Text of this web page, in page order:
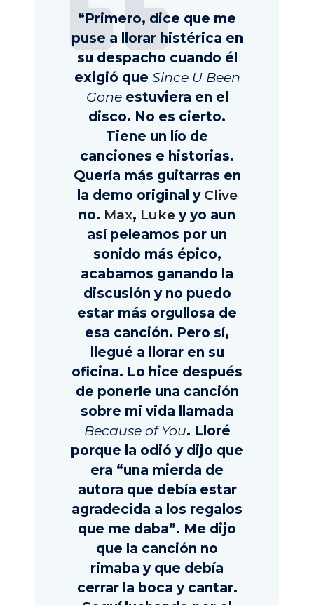
“Primero, dice que me
puse a llorar histérica en
su despacho cuando él
exigió que Since U Been
Goneestuviera en el
disco. No es cierto.
Tiene un lío de
canciones e historias.
Quería más guitarras en
la demo original y Clive
no. Max, Luke y yo aun
así peleamos por un
sonido más épico,
acabamos ganando la
discusión y no puedo
estar más orgullosa de
esa canción. Pero sí,
llegué a llorar en su
oficina. Lo hice después
de ponerle una canción
sobre mi vida llamada
Because of You. Lloré
porque la odió y dijo que
era “una mierda de
autora que debía estar
agradecida a los regalos
que me daba”. Me dijo
que la canción no
rimaba y que debía
cerrar la boca y cantar.